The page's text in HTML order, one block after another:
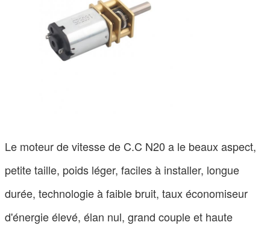
Le moteur de vitesse de C.C N20 a le beaux aspect,
petite taille, poids léger, faciles à installer, longue
durée, technologie à faible bruit, taux économiseur
d'énergie élevé, élan nul, grand couple et haute